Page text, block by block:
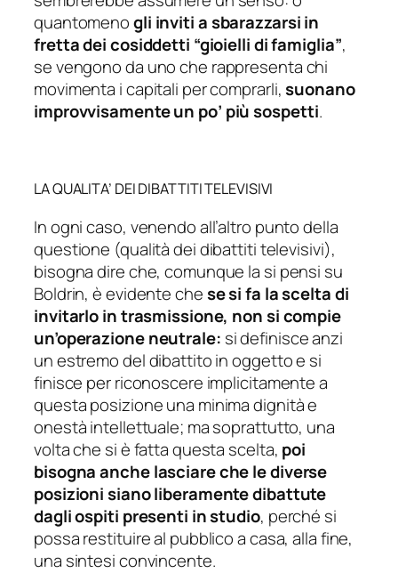
quantomenogli inviti a sbarazzarsi in
fretta dei cosiddetti “gioielli di famiglia”,
se vengono da uno che rappresenta chi
movimenta i capitali per comprarli,suonano
improvvisamente un po’ più sospetti.
LA QUALITA’ DEI DIBATTITI TELEVISIVI
In ogni caso, venendo all’altro punto della
questione (qualità dei dibattiti televisivi),
bisogna dire che, comunque la si pensi su
Boldrin, è evidente chese si fa la scelta di
invitarlo in trasmissione, non si compie
un’operazione neutrale: si definisce anzi
un estremo del dibattito in oggetto e si
finisce per riconoscere implicitamente a
questa posizione una minima dignità e
onestà intellettuale; ma soprattutto, una
volta che si è fatta questa scelta, poi
bisogna anche lasciare che le diverse
posizioni siano liberamente dibattute
dagli ospiti presenti in studio, perché si
possa restituire al pubblico a casa, alla fine,
una sintesi convincente.